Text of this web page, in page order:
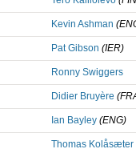
Kevin Ashman
Pat Gibson (IER)
Ronny Swiggers
Didier Bruyère
Ian Bayley (ENG)
Thomas Kolåsæter